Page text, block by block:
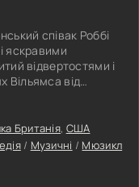
співак Роббі
яскравими
відвертостями і
Вільямса від
з труднощами в
ж - із
до успіху і своїми
гострі
Британія, США
/ Музичні / Мюзикл